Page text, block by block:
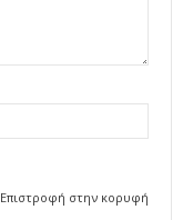
Επιστροφή στην κορυφή